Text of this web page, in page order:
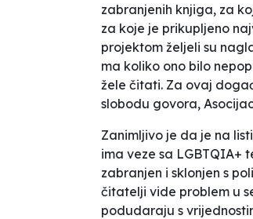
zabranjenih knjiga, za
za koje je prikupljeno
projektom željeli su
ma koliko ono bilo
žele čitati. Za ovaj
slobodu govora,
Zanimljivo je da je na
ima veze sa LGBTQIA+
zabranjen i sklonjen s
čitatelji vide problem u
podudaraju s